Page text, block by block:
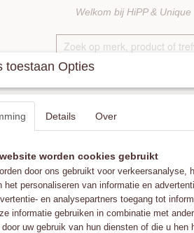
Welkom bij HiPP & Unique
toestaan Opties
Details Over
worden cookies gebruikt
door ons gebruikt voor verkeersanalyse,
het personaliseren van informatie en
en analysepartners toegang tot
informatie gebruiken in combinatie met
uw gebruik van hun diensten of die u hen